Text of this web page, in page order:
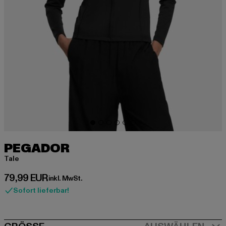
PEGADOR
Tale
79,99 EUR
Derzeitiger Preis: 79,99 EUR
inkl. MwSt.
Sofort lieferbar!